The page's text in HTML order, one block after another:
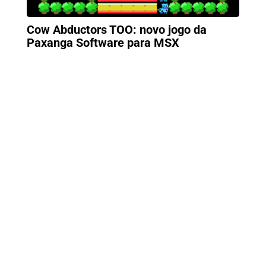
Cow Abductors TOO: novo jogo da
Paxanga Software para MSX